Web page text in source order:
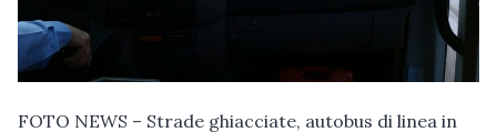
FOTO NEWS – Strade ghiacciate, autobus di linea in